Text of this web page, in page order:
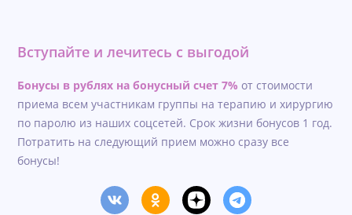
Вступайте и лечитесь с выгодой
Бонусы в рублях на бонусный счет 7% от стоимости
приема всем участникам группы на терапию и хирургию
по паролю из наших соцсетей. Срок жизни бонусов 1 год.
Потратить на следующий прием можно сразу все
бонусы!